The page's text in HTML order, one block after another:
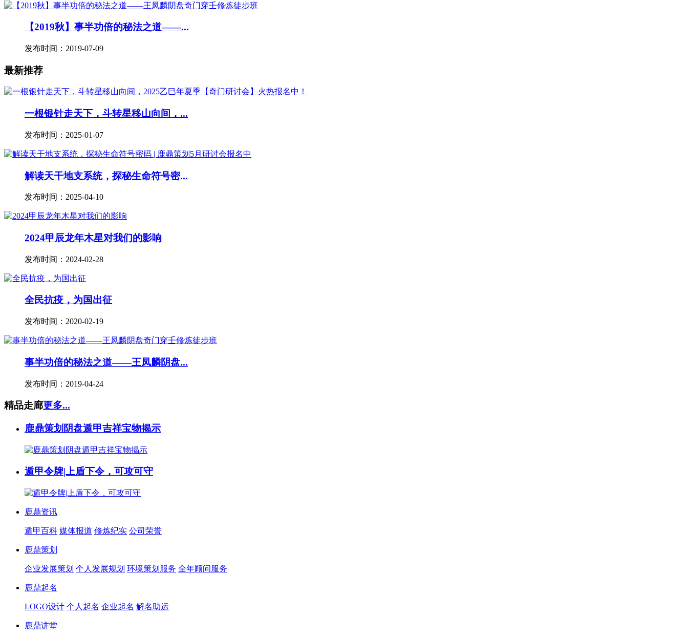
【2019秋】事半功倍的秘法之道——...
发布时间：2019-07-09
最新推荐
一根银针走天下，斗转星移山向间，...
发布时间：2025-01-07
解读天干地支系统，探秘生命符号密...
发布时间：2025-04-10
2024甲辰龙年木星对我们的影响
发布时间：2024-02-28
全民抗疫，为国出征
发布时间：2020-02-19
事半功倍的秘法之道——王凤麟阴盘...
发布时间：2019-04-24
精品走廊更多...
鹿鼎策划阴盘遁甲吉祥宝物揭示
遁甲令牌|上盾下令，可攻可守
鹿鼎资讯
遁甲百科 媒体报道 修炼纪实 公司荣誉
鹿鼎策划
企业发展策划 个人发展规划 环境策划服务 全年顾问服务
鹿鼎起名
LOGO设计 个人起名 企业起名 解名助运
鹿鼎讲堂